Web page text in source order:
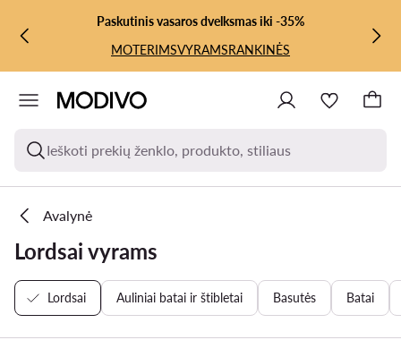
PEREITI PRIE PAGRINDINIO TURINIO
PEREITI Į PAIEŠKĄPaskutinis vasaros dvelksmas iki -35%
MOTERIMSVYRAMSRANKINĖS
Ieškoti prekių ženklo, produkto, stiliaus
Avalynė
Lordsai vyrams
Lordsai Auliniai batai ir štibletai Basutės Batai